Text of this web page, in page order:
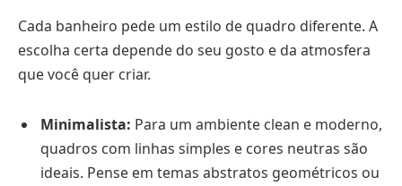
Cada banheiro pede um estilo de quadro diferente. A
escolha certa depende do seu gosto e da atmosfera
que você quer criar.
Minimalista: Para um ambiente clean e moderno,
quadros com linhas simples e cores neutras são
ideais. Pense em temas abstratos geométricos ou